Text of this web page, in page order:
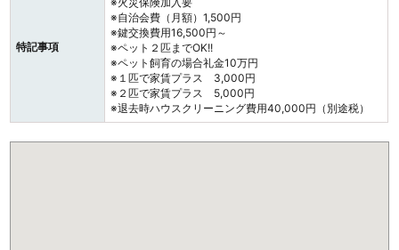
特記事項
※自治会費（月額）1,500円
※鍵交換費用16,500円～
※ペット２匹までOK!!
※ペット飼育の場合礼金10万円
※１匹で家賃プラス 3,000円
※２匹で家賃プラス 5,000円
※退去時ハウスクリーニング費用40,000円（別途税）